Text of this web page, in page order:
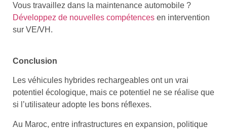
Vous travaillez dans la maintenance automobile ?
Développez de nouvelles compétences en intervention
sur VE/VH.
Conclusion
Les véhicules hybrides rechargeables ont un vrai
potentiel écologique, mais ce potentiel ne se réalise que
si l’utilisateur adopte les bons réflexes.
Au Maroc, entre infrastructures en expansion, politique